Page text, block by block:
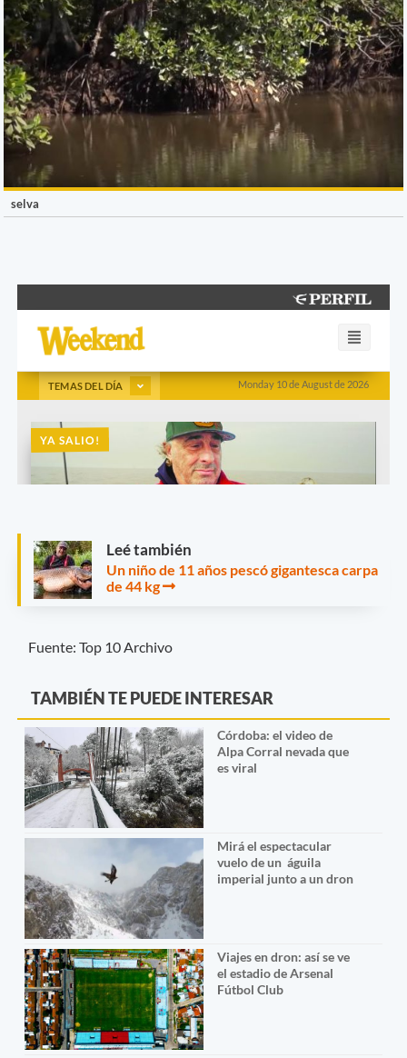
selva
Leé también
Un niño de 11 años pescó gigantesca carpa
de 44 kg
Fuente: Top 10 Archivo
TAMBIÉN TE PUEDE INTERESAR
Córdoba: el video de
Alpa Corral nevada que
es viral
Mirá el espectacular
vuelo de un águila
imperial junto a un dron
Viajes en dron: así se ve
el estadio de Arsenal
Fútbol Club